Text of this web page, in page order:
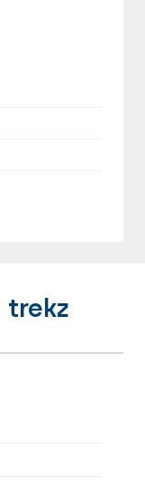
trekz